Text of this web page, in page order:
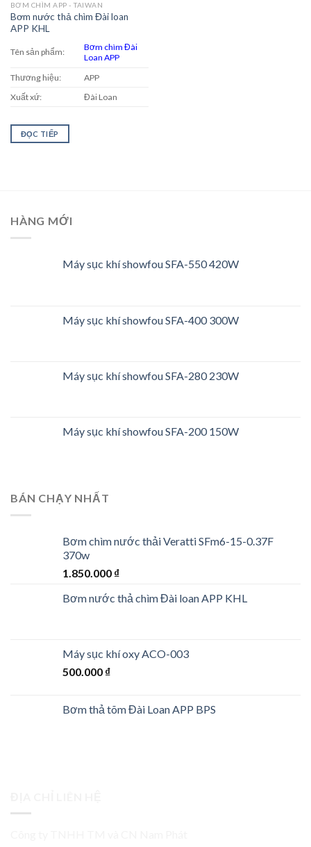
BƠM CHÌM APP - TAIWAN
Bơm nước thả chìm Đài loan
APP KHL
Tên sản phẩm:
Bơm chìm Đài
Loan APP
Thương hiệu:
APP
Xuất xứ:
Đài Loan
ĐỌC TIẾP
HÀNG MỚI
Máy sục khí showfou SFA-550 420W
Máy sục khí showfou SFA-400 300W
Máy sục khí showfou SFA-280 230W
Máy sục khí showfou SFA-200 150W
BÁN CHẠY NHẤT
Bơm chìm nước thải Veratti SFm6-15-0.37F
370w
1.850.000 ₫
Bơm nước thả chìm Đài loan APP KHL
Máy sục khí oxy ACO-003
500.000 ₫
Bơm thả tõm Đài Loan APP BPS